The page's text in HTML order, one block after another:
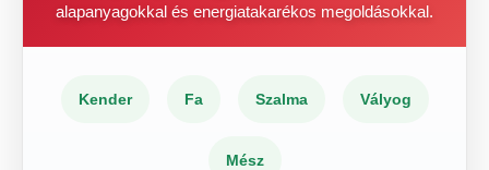
alapanyagokkal és energiatakarékos megoldásokkal.
Kender Fa Szalma Vályog
Mész